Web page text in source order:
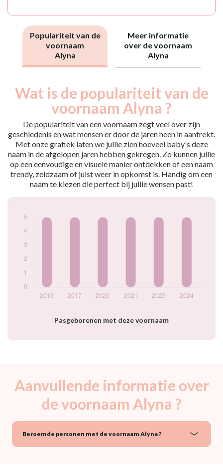
Populariteit van de
voornaam
Alyna
Meer informatie
over de voornaam
Alyna
Wat is de populariteit van de
voornaam Alyna ?
De populariteit van een voornaam zegt veel over zijn
geschiedenis en wat mensen er door de jaren heen in aantrekt.
Met onze grafiek laten we jullie zien hoeveel baby's deze
naam in de afgelopen jaren hebben gekregen. Zo kunnen jullie
op een eenvoudige en visuele manier ontdekken of een naam
trendy, zeldzaam of juist weer in opkomst is. Handig om een
naam te kiezen die perfect bij jullie wensen past!
Pasgeborenen met deze voornaam
Popularité du
Année
Nouveaux-
nés
2017
5
2020
5
2021
5
2023
5
2024
5
Aanvullende informatie over
de voornaam Alyna ?
Beroemde personen met de voornaam Alyna ?